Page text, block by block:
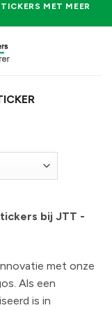
MET MEER
bij JTT -
met onze
Als een
is in